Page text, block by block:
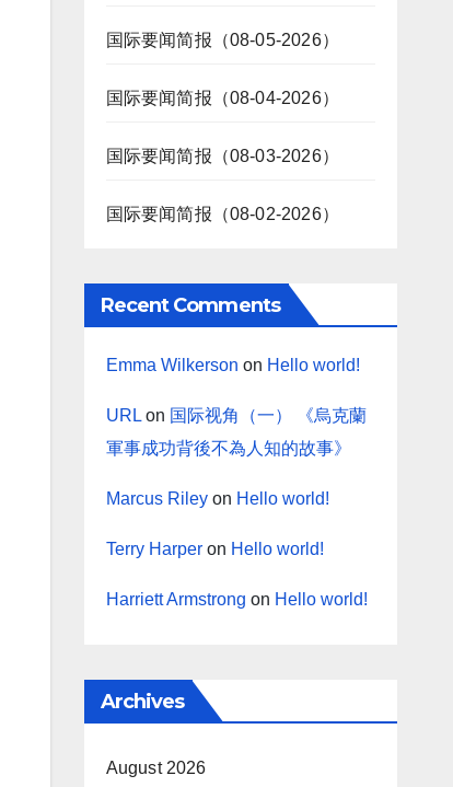
国际要闻简报（08-05-2026）
国际要闻简报（08-04-2026）
国际要闻简报（08-03-2026）
国际要闻简报（08-02-2026）
Recent Comments
Emma Wilkerson on Hello world!
URLon 国际视角（一） 《烏克蘭
軍事成功背後不為人知的故事》
Marcus Rileyon Hello world!
Terry Harperon Hello world!
Harriett Armstrong on Hello world!
Archives
August 2026